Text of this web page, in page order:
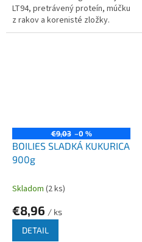
LT94, pretrávený proteín, múčku
z rakov a korenisté zložky.
Ideálne na veľké kapry.
€9,03 –0 %
BOILIES SLADKÁ KUKURICA
900g
Skladom (2 ks)
€8,96 / ks
DETAIL